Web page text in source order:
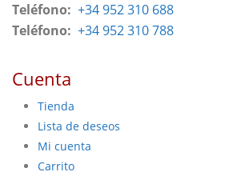
Teléfono: +34 952 310 688
Teléfono: +34 952 310 788
Cuenta
Tienda
Lista de deseos
Mi cuenta
Carrito